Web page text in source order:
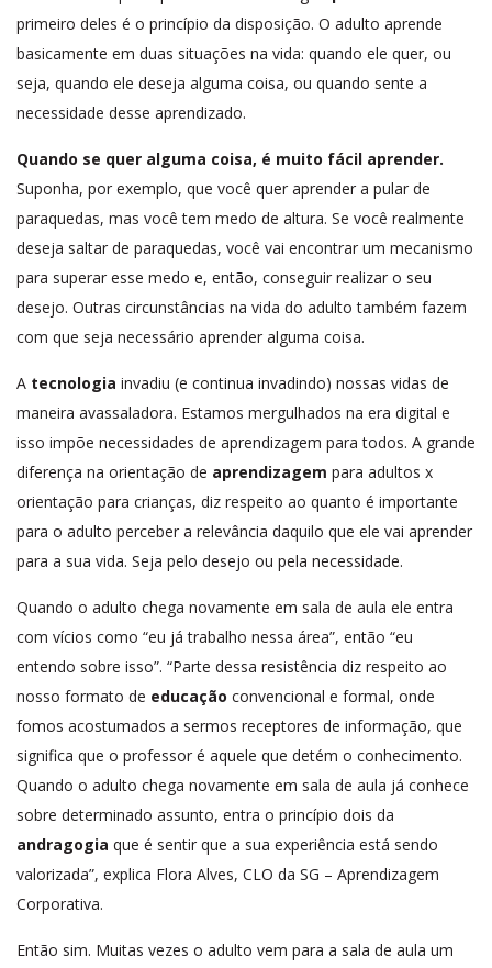
primeiro deles é o princípio da disposição. O adulto aprende
basicamente em duas situações na vida: quando ele quer, ou
seja, quando ele deseja alguma coisa, ou quando sente a
necessidade desse aprendizado.
Quando se quer alguma coisa, é muito fácil aprender.
Suponha, por exemplo, que você quer aprender a pular de
paraquedas, mas você tem medo de altura. Se você realmente
deseja saltar de paraquedas, você vai encontrar um mecanismo
para superar esse medo e, então, conseguir realizar o seu
desejo. Outras circunstâncias na vida do adulto também fazem
com que seja necessário aprender alguma coisa.
A tecnologia invadiu (e continua invadindo) nossas vidas de
maneira avassaladora. Estamos mergulhados na era digital e
isso impõe necessidades de aprendizagem para todos. A grande
diferença na orientação de aprendizagem para adultos x
orientação para crianças, diz respeito ao quanto é importante
para o adulto perceber a relevância daquilo que ele vai aprender
para a sua vida. Seja pelo desejo ou pela necessidade.
Quando o adulto chega novamente em sala de aula ele entra
com vícios como “eu já trabalho nessa área”, então “eu
entendo sobre isso”. “Parte dessa resistência diz respeito ao
nosso formato de educação convencional e formal, onde
fomos acostumados a sermos receptores de informação, que
significa que o professor é aquele que detém o conhecimento.
Quando o adulto chega novamente em sala de aula já conhece
sobre determinado assunto, entra o princípio dois da
andragogia que é sentir que a sua experiência está sendo
valorizada”, explica Flora Alves, CLO da SG – Aprendizagem
Corporativa.
Então sim. Muitas vezes o adulto vem para a sala de aula um